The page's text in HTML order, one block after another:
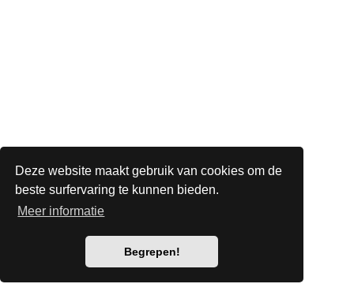
Deze website maakt gebruik van cookies om de
beste surfervaring te kunnen bieden.
Meer informatie
Begrepen!